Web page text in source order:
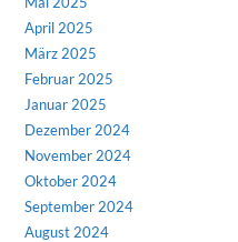
April 2025
März 2025
Februar 2025
Januar 2025
Dezember 2024
November 2024
Oktober 2024
September 2024
August 2024